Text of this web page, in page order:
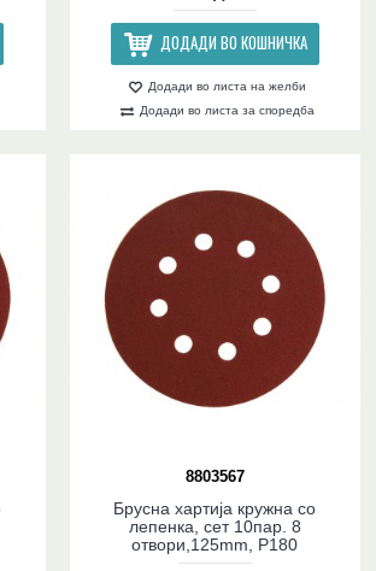
ДОДАДИ ВО КОШНИЧКА
Додади во листа на желби
Додади во листа за споредба
8803567
Брусна хартија кружна со
лепенка, сет 10пар. 8
отвори,125mm, P180